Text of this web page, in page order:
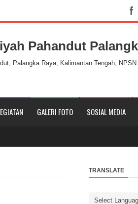
Pahandut
Palangka Raya, Kalimantan Tengah,
GALERI FOTO SOSIAL MEDIA
TRANSLATE